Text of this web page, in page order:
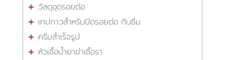
วัสดุอุดรอยต่อ
เทปกาวสำหรับปิดรอยต่อ กันซึม
ครีมสำเร็จรูป
หัวเชื้อน้ำยาฆ่าเชื้อรา